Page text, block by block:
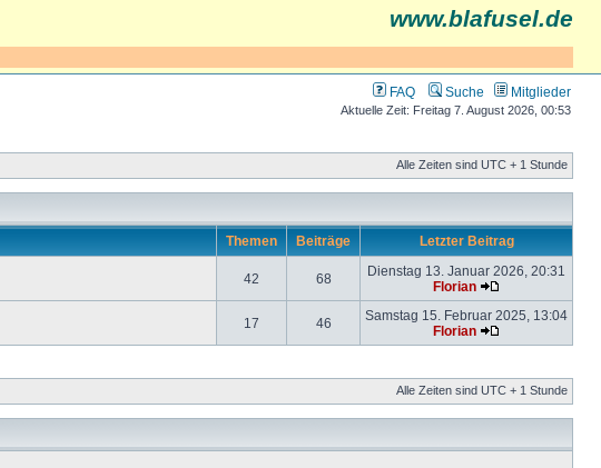
www.blafusel.de
FAQ Suche Mitglieder
Aktuelle Zeit: Freitag 7. August 2026, 00:53
Alle Zeiten sind UTC + 1 Stunde
Themen Beiträge Letzter Beitrag
42 68
Dienstag 13. Januar 2026, 20:31
Florian
17 46
Samstag 15. Februar 2025, 13:04
Florian
Alle Zeiten sind UTC + 1 Stunde